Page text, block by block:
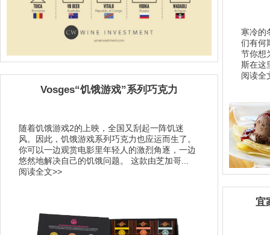
寒冷的
们有何
节你想
斯在这
阅读全
Vosges“饥饿游戏”系列巧克力
随着饥饿游戏2的上映，全国又刮起一阵饥迷
风。因此，饥饿游戏系列巧克力也应运而生了。
你可以一边观赏电影里年轻人的激烈角逐，一边
悠然地解决自己的饥饿问题。 这款由芝加哥...
阅读全文>>
宜